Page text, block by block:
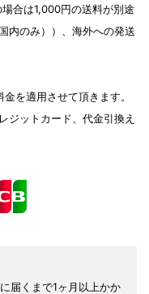
合は1,000円の送料が別途
内のみ））、海外への発送
を適用させて頂きます。
ジットカード、代金引換え
届くまで1ヶ月以上かか